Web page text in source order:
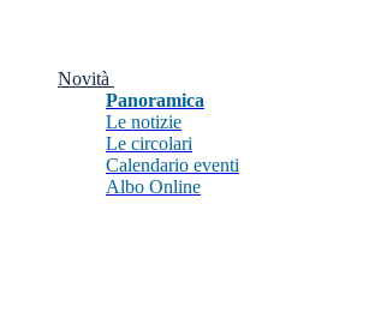
Novità
Panoramica
Le notizie
Le circolari
Calendario eventi
Albo Online